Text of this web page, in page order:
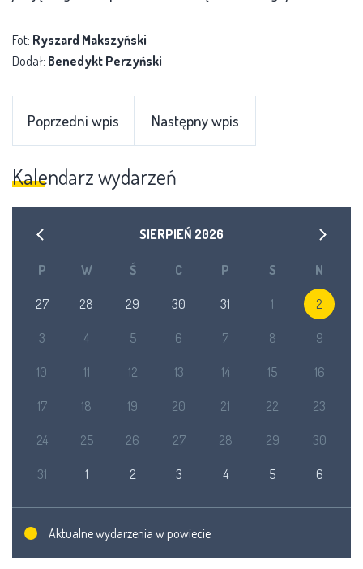
Fot: Ryszard Makszyński
Dodał: Benedykt Perzyński
Poprzedni wpis Następny wpis
Kalendarz wydarzeń
SIERPIEŃ 2026
P W Ś C P S N
27 28 29 30 31 1 2
3 4 5 6 7 8 9
10 11 12 13 14 15 16
17 18 19 20 21 22 23
24 25 26 27 28 29 30
31 1 2 3 4 5 6
Aktualne wydarzenia w powiecie